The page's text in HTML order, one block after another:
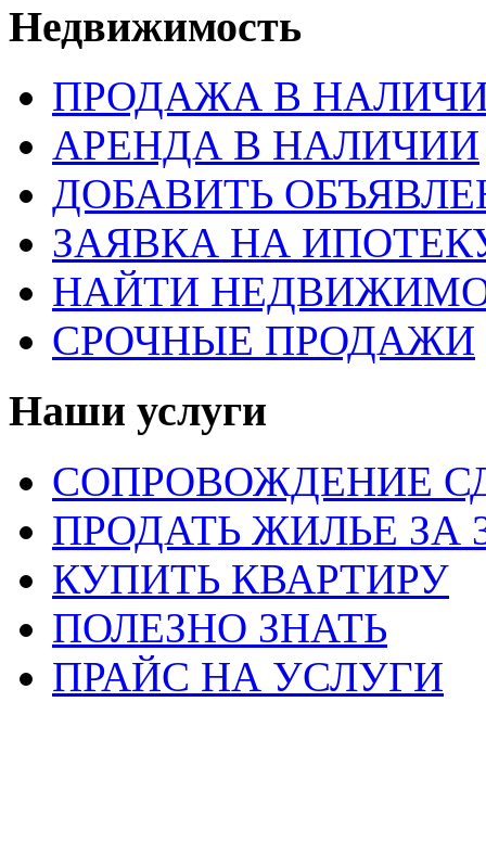
Недвижимость
ПРОДАЖА В
АРЕНДА В НАЛИЧИИ
ДОБАВИТЬ
ЗАЯВКА НА
НАЙТИ
СРОЧНЫЕ ПРОДАЖИ
Наши услуги
СОПРОВОЖДЕНИЕ
ПРОДАТЬ ЖИЛЬЕ ЗА
КУПИТЬ КВАРТИРУ
ПОЛЕЗНО ЗНАТЬ
ПРАЙС НА УСЛУГИ